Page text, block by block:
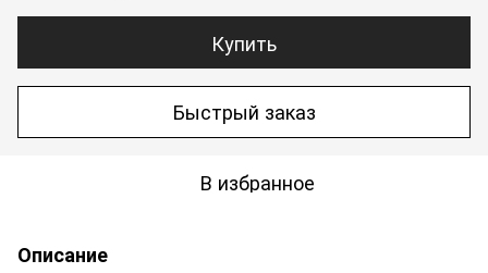
Купить
Быстрый заказ
В избранное
Описание